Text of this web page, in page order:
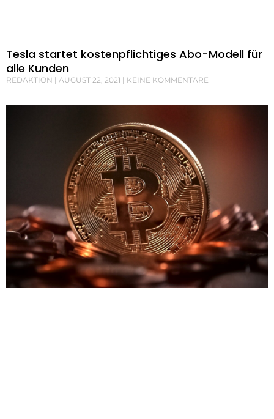
Tesla startet kostenpflichtiges Abo-Modell für
alle Kunden
REDAKTION AUGUST 22, 2021 KEINE KOMMENTARE